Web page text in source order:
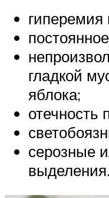
гладкой
яблока;
отечность
серозные
выделения.